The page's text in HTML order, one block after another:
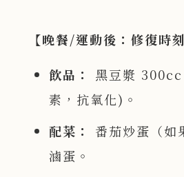
【晚餐/運動後：修復時刻
飲品：
黑豆漿
素，抗氧化)。
配菜：
番茄炒蛋（如
滷蛋。